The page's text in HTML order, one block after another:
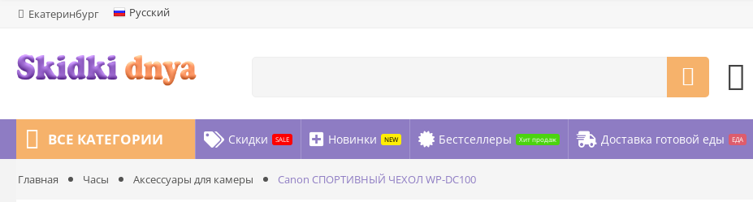
Екатеринбург Русский
ВСЕ КАТЕГОРИИ Скидки SALE Новинки NEW Бестселлеры Хит продаж Доставка готовой еды ЕДА
Marketplace Блог ИСТОРИИ
Главная Часы Аксессуары для камеры Canon СПОРТИВНЫЙ ЧЕХОЛ WP-DC100